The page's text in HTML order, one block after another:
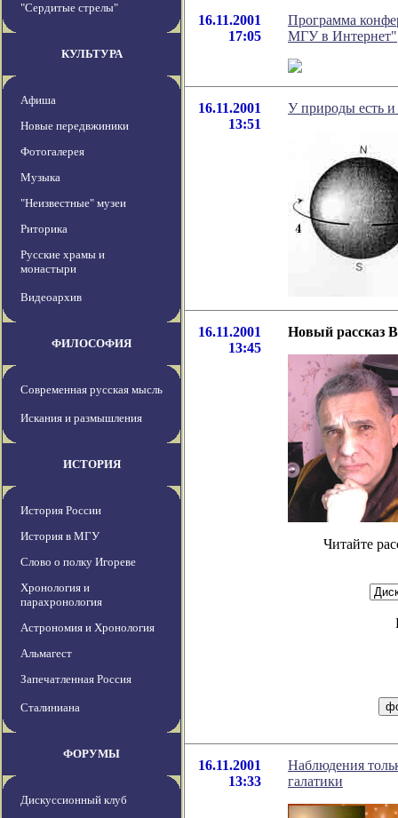
"Сердитые стрелы"
КУЛЬТУРА
Афиша
Новые передвжиники
Фотогалерея
Музыка
"Неизвестные" музеи
Риторика
Русские храмы и
монастыри
Видеоархив
ФИЛОСОФИЯ
Современная русская мысль
Искания и размышления
ИСТОРИЯ
История России
История в МГУ
Слово о полку Игореве
Хронология и
парахронология
Астрономия и Хронология
Альмагест
Запечатленная Россия
Сталиниана
ФОРУМЫ
Дискуссионный клуб
16.11.2001
17:05
Программа
МГУ в Интернет"
16.11.2001
13:51
У природы есть и
16.11.2001
13:45
Новый рассказ
Читайте
16.11.2001
13:33
Наблюдения
галатики